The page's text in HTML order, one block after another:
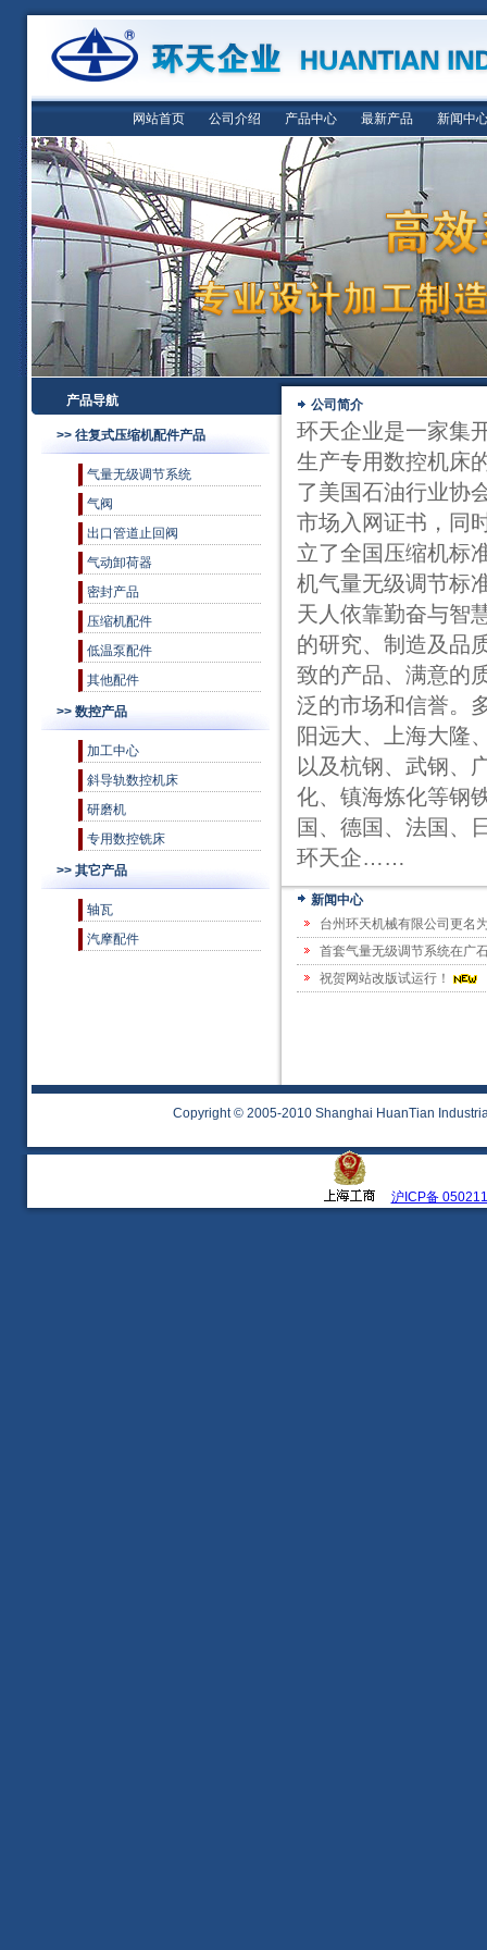
网站首页 公司介绍 产品中心 最新产品 新闻中
产品导航
公司简介
>> 往复式压缩机配件产品
气量无级调节系统
气阀
出口管道止回阀
气动卸荷器
密封产品
压缩机配件
低温泵配件
其他配件
>> 数控产品
加工中心
斜导轨数控机床
研磨机
专用数控铣床
>> 其它产品
轴瓦
汽摩配件
环天企业是一家集
生产专用数控机床
了美国石油行业协
市场入网证书，同
立了全国压缩机标
机气量无级调节标
天人依靠勤奋与智
的研究、制造及品
致的产品、满意的
泛的市场和信誉。
阳远大、上海大隆
以及杭钢、武钢、
化、镇海炼化等钢
国、德国、法国、
环天企……
新闻中心
台州环天机械有限公司更名
首套气量无级调节系统在广
祝贺网站改版试运行！
Copyright © 2005-2010 Shanghai HuanTian
沪ICP备